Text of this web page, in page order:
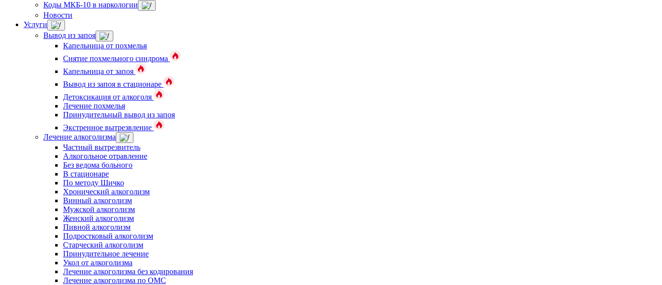
Коды МКБ-10 в наркологии
Новости
Услуги
Вывод из запоя
Капельница от похмелья
Снятие похмельного синдрома
Капельница от запоя
Вывод из запоя в стационаре
Детоксикация от алкоголя
Лечение похмелья
Принудительный вывод из запоя
Экстренное вытрезвление
Лечение алкоголизма
Частный вытрезвитель
Алкогольное отравление
Без ведома больного
В стационаре
По методу Шичко
Хронический алкоголизм
Винный алкоголизм
Мужской алкоголизм
Женский алкоголизм
Пивной алкоголизм
Подростковый алкоголизм
Старческий алкоголизм
Принудительное лечение
Укол от алкоголизма
Лечение алкоголизма без кодирования
Лечение алкоголизма по ОМС